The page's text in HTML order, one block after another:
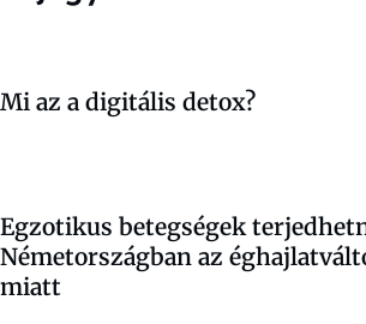
Mi az a digitális detox?
Egzotikus betegségek
Németországban az
miatt